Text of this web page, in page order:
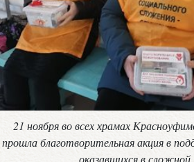
21 ноября во всех храмах
прошла благотворительная акция в
оказавшихся в